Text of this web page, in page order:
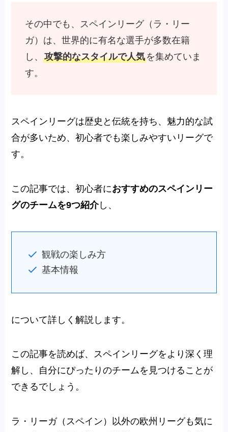
その中でも、スペインリーグ（ラ・リー
ガ）は、世界的に有名な選手が多数在籍
し、攻撃的なスタイルで人気を集めていま
す。
スペインリーグは歴史と伝統を持ち、魅力的な試
合が多いため、初心者でも楽しみやすいリーグで
す。
この記事では、初心者におすすめのスペインリー
グのチームを9つ紹介し、
観戦の楽しみ方
基本情報
について詳しく解説します。
この記事を読めば、スペインリーグをより深く理
解し、自分にぴったりのチームを見つけることが
できるでしょう。
ラ・リーガ（スペイン）以外の欧州リーグも気に